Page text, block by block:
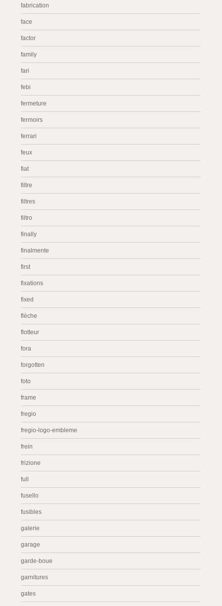
fabrication
face
factor
family
fari
febi
fermeture
fermoirs
ferrari
feux
fiat
filtre
filtres
filtro
finally
finalmente
first
fixations
fixed
flèche
flotteur
fora
forgotten
foto
frame
fregio
fregio-logo-embleme
frein
frizione
full
fusello
fusibles
galerie
garage
garde-boue
garnitures
gates